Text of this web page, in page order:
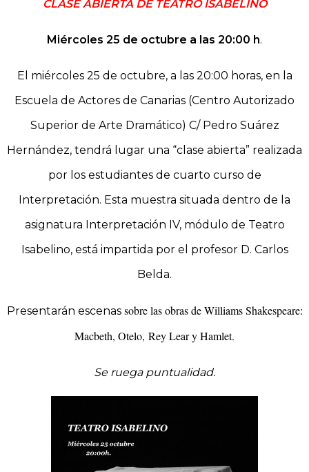
CLASE ABIERTA DE TEATRO ISABELINO
Miércoles 25 de octubre a las 20:00 h.
El miércoles 25 de octubre, a las 20:00 horas, en la
Escuela de Actores de Canarias (Centro Autorizado
Superior de Arte Dramático) C/ Pedro Suárez
Hernández, tendrá lugar una “clase abierta” realizada
por los estudiantes de cuarto curso de
Interpretación. Esta muestra situada dentro de la
asignatura Interpretación IV, módulo de Teatro
Isabelino, está impartida por el profesor D. Carlos
Belda.
Presentarán escenas sobre las obras de Williams Shakespeare:
Macbeth, Otelo, Rey Lear y Hamlet.
Se ruega puntualidad.